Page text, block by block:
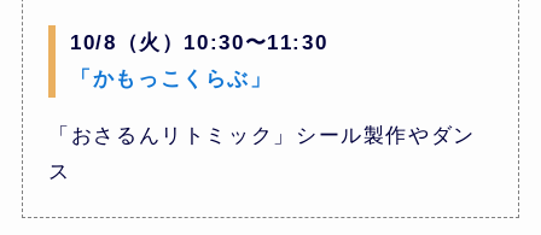
10/8（火）10:30〜11:30
「かもっこくらぶ」
「おさるんリトミック」シール製作やダン
ス